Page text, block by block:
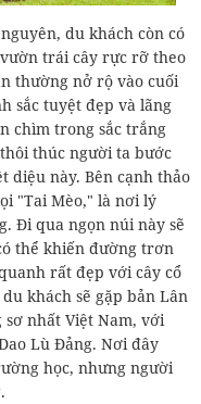
du khách còn có
trái cây rực rỡ theo
thường nở rộ vào cuối
sắc tuyệt đẹp và lãng
chìm trong sắc trắng
thúc người ta bước
diệu này. Bên cạnh thảo
"Tai Mèo," là nơi lý
Đi qua ngọn núi này sẽ
thể khiến đường trơn
rất đẹp với cây cổ
khách sẽ gặp bản Lân
nhất Việt Nam, với
Lù Đảng. Nơi đây
học, nhưng người